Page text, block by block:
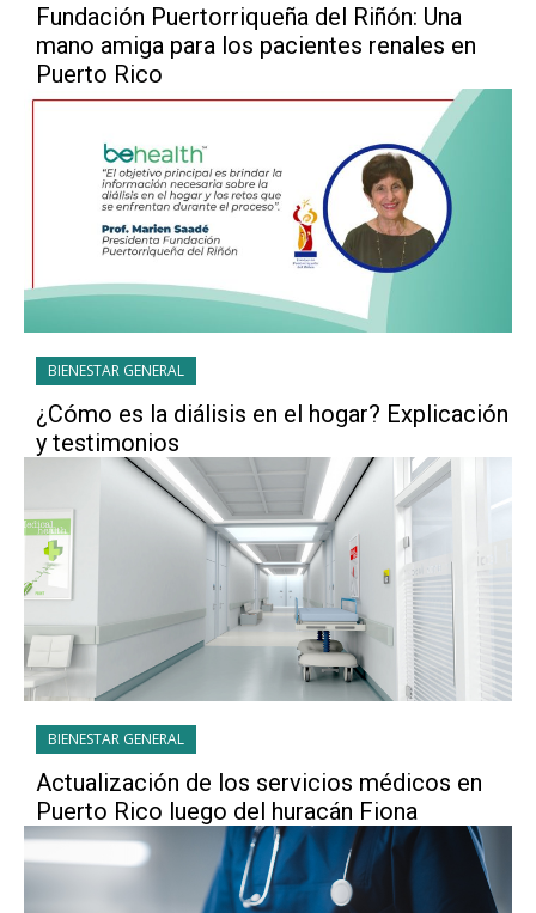
Fundación Puertorriqueña del Riñón: Una
mano amiga para los pacientes renales en
Puerto Rico
BIENESTAR GENERAL
¿Cómo es la diálisis en el hogar? Explicación
y testimonios
BIENESTAR GENERAL
Actualización de los servicios médicos en
Puerto Rico luego del huracán Fiona